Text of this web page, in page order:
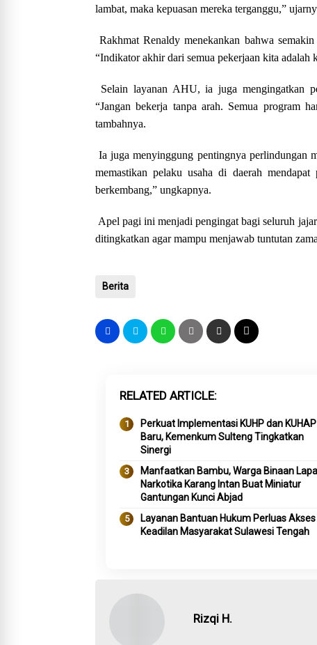
lambat, maka kepuasan mereka terganggu,”
Rakhmat Renaldy menekankan bahwa
“Indikator akhir dari semua pekerjaan kita adalah
Selain layanan AHU, ia juga mengingatkan
“Jangan bekerja tanpa arah. Semua program
tambahnya.
Ia juga menyinggung pentingnya perlindungan
memastikan pelaku usaha di daerah
berkembang,” ungkapnya.
Apel pagi ini menjadi pengingat bagi seluruh
ditingkatkan agar mampu menjawab tuntutan
Berita
RELATED ARTICLE
Perkuat Implementasi KUHP dan KUHAP
Baru, Kemenkum Sulteng Tingkatkan
Sinergi
Manfaatkan Bambu, Warga Binaan
Narkotika Karang Intan Buat Miniatur
Gantungan Kunci Abjad
Layanan Bantuan Hukum Perluas Akses
Keadilan Masyarakat Sulawesi Tengah
Rizqi H.